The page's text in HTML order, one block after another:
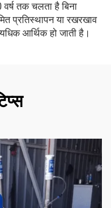
तक चलता है बिना
प्रतिस्थापन या रखरखाव
आर्थिक हो जाती है।